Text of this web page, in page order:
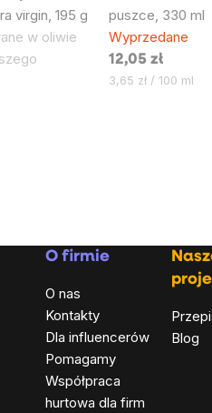
virgin, 195 g
w oliwie
puszce, 330 ml
Wyprzedane
12,05 zł
Cena
3,65 zł / 100 ml
O firmie
O nas
Kontakty
Dla influencerów
Pomagamy
Współpraca
hurtowa dla firm
Blog